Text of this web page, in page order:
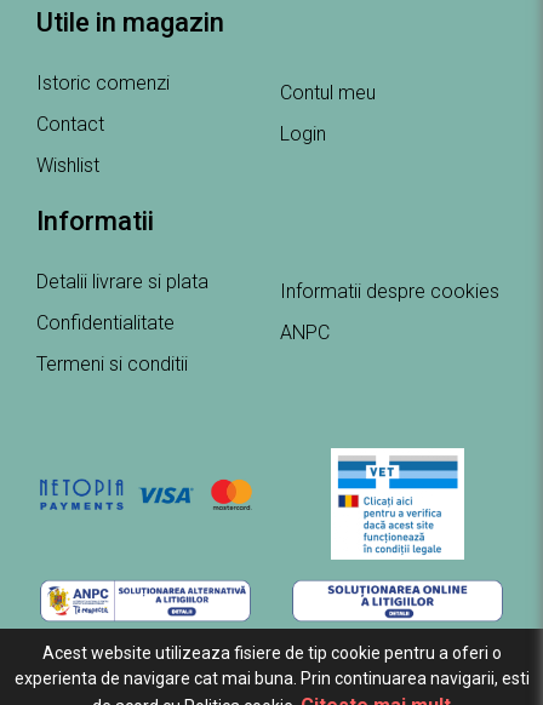
Acest website utilizeaza fisiere de tip cookie pentru a oferi o
experienta de navigare cat mai buna. Prin continuarea navigarii, esti
Utile in magazin
Istoric comenzi
Contact
Wishlist
Contul meu
Login
Informatii
Detalii livrare si plata
Confidentialitate
Termeni si conditii
Informatii despre cookies
ANPC